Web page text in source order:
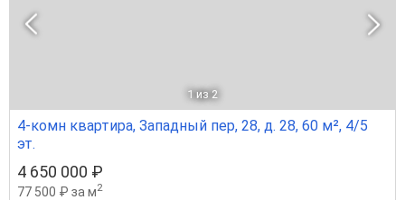
1 из 2
4-комн квартира, Западный пер, 28, д. 28, 60 м², 4/5
эт.
4 650 000 ₽
77 500 ₽ за м2